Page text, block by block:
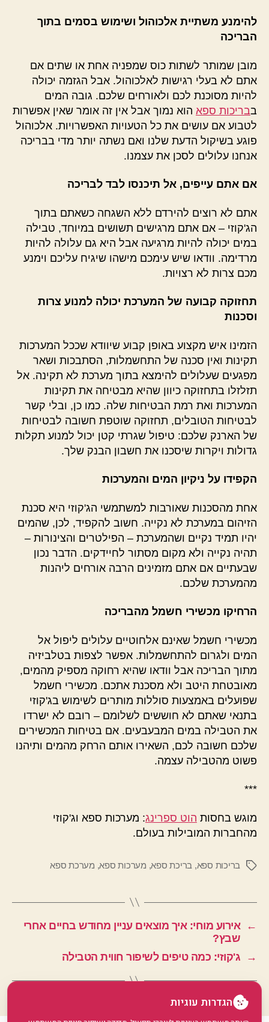
להימנע משתיית אלכוהול ושימוש בסמים בתוך
הבריכה
מובן שמותר לשתות כוס שמפניה אחת או שתים אם
אתם לא בעלי רגישות לאלכוהול. אבל הגזמה יכולה
להיות מסוכנת לכם ולאורחים שלכם. גובה המים
בבריכות ספא הוא נמוך אבל אין זה אומר שאין אפשרות
לטבוע אם עושים את כל הטעויות האפשרויות. אלכוהול
פוגע בשיקול הדעת שלנו ואם נשתה יותר מדי בבריכה
אנחנו עלולים לסכן את עצמנו.
אם אתם עייפים, אל תיכנסו לבד לבריכה
אתם לא רוצים להירדם ללא השגחה כשאתם בתוך
הג'קוזי – אם אתם מרגישים תשושים במיוחד, טבילה
במים יכולה להיות מרגיעה אבל היא גם עלולה להיות
מרדימה. וודאו שיש עימכם מישהו שיגיח עליכם וימנע
מכם צרות לא רצויות.
תחזוקה קבועה של המערכת יכולה למנוע צרות
וסכנות
הזמינו איש מקצוע באופן קבוע שיוודא שככל המערכות
תקינות ואין סכנה של התחשמלות, הסתבכות ושאר
מפגעים שעלולים להימצא בתוך מערכת לא תקינה. אל
תזלזלו בתחזוקה כיוון שהיא מבטיחה את תקינות
המערכות ואת רמת הבטיחות שלה. כמו כן, ובלי קשר
לבטיחות הטובלים, תחזוקה שוטפת חשובה לבטיחות
של הארנק שלכם: טיפול שגרתי קטן יכול למנוע תקלות
גדולות ויקרות שיסכנו את חשבון הבנק שלך.
הקפידו על ניקיון המים והמערכות
אחת מהסכנות שאורבות למשתמשי הג'קוזי היא סכנת
הזיהום במערכת לא נקייה. חשוב להקפיד, לכן, שהמים
יהיו תמיד נקיים ושהמערכת – הפילטרים והצינורות –
תהיה נקייה ולא מקום מסתור לחיידקים. הדבר נכון
שבעתיים אם אתם מזמינים הרבה אורחים ליהנות
מהמערכת שלכם.
הרחיקו מכשירי חשמל מהבריכה
מכשירי חשמל שאינם אלחוטיים עלולים ליפול אל
המים ולגרום להתחשמלות. אפשר לצפות בטלביזיה
מתוך הבריכה אבל וודאו שהיא רחוקה מספיק מהמים,
מאובטחת היטב ולא מסכנת אתכם. מכשירי חשמל
שפועלים באמצעות סוללות מותרים לשימוש בג'קוזי
בתנאי שאתם לא חוששים לשלומם – רובם לא ישרדו
את הטבילה במים המבעבעים. אם בטיחות המכשירים
שלכם חשובה לכם, השאירו אותם הרחק מהמים ותיהנו
פשוט מהטבילה עצמה.
***
מוגש בחסות הוט ספרינג: מערכות ספא וג'קוזי
מהחברות המובילות בעולם.
תגיותבריכות ספא, בריכת ספא, מערכות ספא, מערכת ספא
←
אירוע מוחי: איך מוצאים עניין מחודש בחיים אחרי
שבץ?
→
ג'קוזי: כמה טיפים לשיפור חווית הטבילה
הגדרות עוגיות